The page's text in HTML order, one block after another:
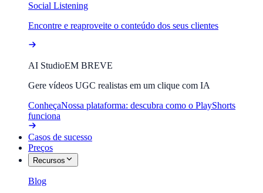
Social Listening
Encontre e reaproveite o conteúdo dos seus clientes
AI StudioEM BREVE
Gere vídeos UGC realistas em um clique com IA
ConheçaNossa plataforma: descubra como o PlayShorts
funciona
Casos de sucesso
Preços
Recursos
Blog